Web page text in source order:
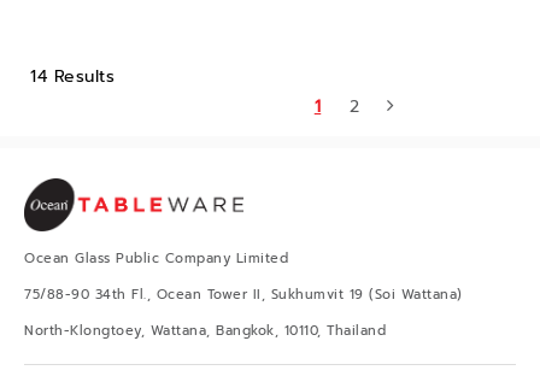
14 Results
1
2
Ocean Glass Public Company Limited
75/88-90 34th Fl., Ocean Tower II, Sukhumvit 19 (Soi Wattana)
North-Klongtoey, Wattana, Bangkok, 10110, Thailand